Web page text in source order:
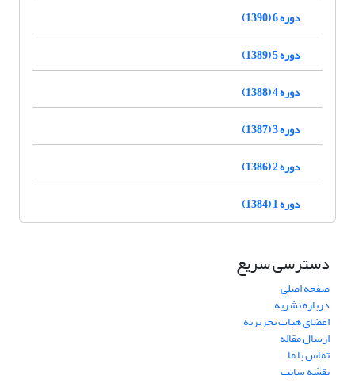
دوره 6 (1390)
دوره 5 (1389)
دوره 4 (1388)
دوره 3 (1387)
دوره 2 (1386)
دوره 1 (1384)
دسترسی سریع
صفحه اصلی
درباره نشریه
اعضای هیات تحریریه
ارسال مقاله
تماس با ما
نقشه سایت